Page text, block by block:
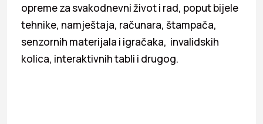
opreme za svakodnevni život i rad, poput bijele
tehnike, namještaja, računara, štampača,
senzornih materijala i igračaka, invalidskih
kolica, interaktivnih tabli i drugog.